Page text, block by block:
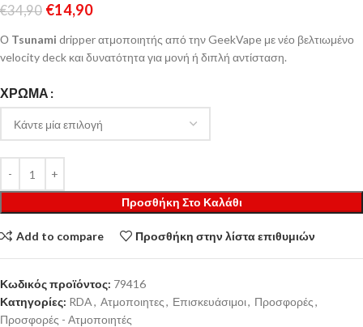
€34,90 €14,90
Ο Tsunami dripper ατμοποιητής από την GeekVape με νέο βελτιωμένο
velocity deck και δυνατότητα για μονή ή διπλή αντίσταση.
ΧΡΏΜΑ
Προσθήκη Στο Καλάθι
Add to compare Προσθήκη στην λίστα επιθυμιών
Κωδικός προϊόντος: 79416
Κατηγορίες: RDA, Ατμοποιητες, Επισκευάσιμοι, Προσφορές,
Προσφορές - Ατμοποιητές